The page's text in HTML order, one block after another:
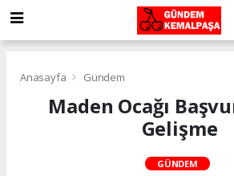
Anasayfa Gündem
Maden Ocağı
Gelişme
GÜNDEM